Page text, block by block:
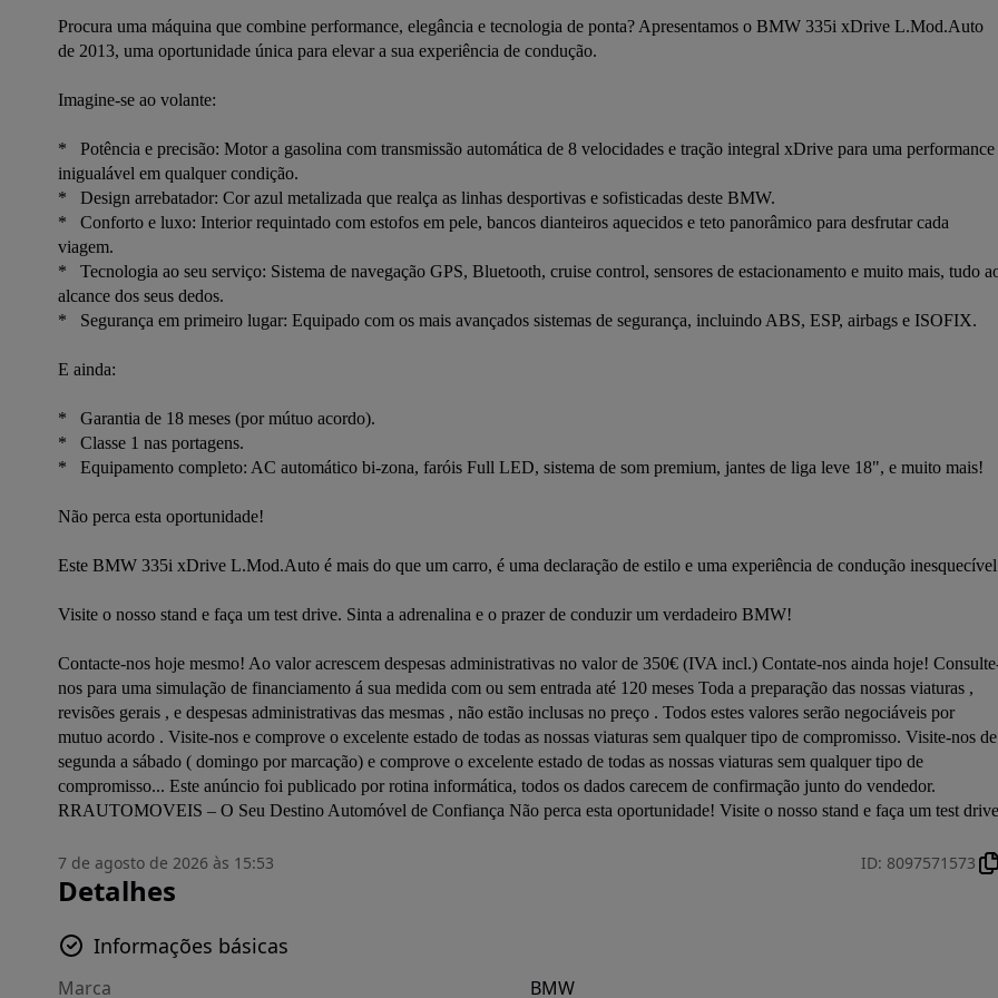
Procura uma máquina que combine performance, elegância e tecnologia de ponta? Apresentamos o BMW 335i xDrive L.Mod.Auto
de 2013, uma oportunidade única para elevar a sua experiência de condução.
Imagine-se ao volante:
*   Potência e precisão: Motor a gasolina com transmissão automática de 8 velocidades e tração integral xDrive para uma performance
inigualável em qualquer condição.
*   Design arrebatador: Cor azul metalizada que realça as linhas desportivas e sofisticadas deste BMW.
*   Conforto e luxo: Interior requintado com estofos em pele, bancos dianteiros aquecidos e teto panorâmico para desfrutar cada
viagem.
*   Tecnologia ao seu serviço: Sistema de navegação GPS, Bluetooth, cruise control, sensores de estacionamento e muito mais, tudo
alcance dos seus dedos.
*   Segurança em primeiro lugar: Equipado com os mais avançados sistemas de segurança, incluindo ABS, ESP, airbags e ISOFIX.
E ainda:
*   Garantia de 18 meses (por mútuo acordo).
*   Classe 1 nas portagens.
*   Equipamento completo: AC automático bi-zona, faróis Full LED, sistema de som premium, jantes de liga leve 18", e muito mais!
Não perca esta oportunidade!
Este BMW 335i xDrive L.Mod.Auto é mais do que um carro, é uma declaração de estilo e uma experiência de condução
Visite o nosso stand e faça um test drive. Sinta a adrenalina e o prazer de conduzir um verdadeiro BMW!
Contacte-nos hoje mesmo! Ao valor acrescem despesas administrativas no valor de 350€ (IVA incl.) Contate-nos ainda hoje!
nos para uma simulação de financiamento á sua medida com ou sem entrada até 120 meses Toda a preparação das nossas viaturas ,
revisões gerais , e despesas administrativas das mesmas , não estão inclusas no preço . Todos estes valores serão negociáveis por
mutuo acordo . Visite-nos e comprove o excelente estado de todas as nossas viaturas sem qualquer tipo de compromisso. Visite-nos de
segunda a sábado ( domingo por marcação) e comprove o excelente estado de todas as nossas viaturas sem qualquer tipo de
compromisso... Este anúncio foi publicado por rotina informática, todos os dados carecem de confirmação junto do vendedor.
RRAUTOMOVEIS – O Seu Destino Automóvel de Confiança Não perca esta oportunidade! Visite o nosso stand e faça um test drive
7 de agosto de 2026 às 15:53 ID: 8097571573
Detalhes
Informações básicas
Marca BMW